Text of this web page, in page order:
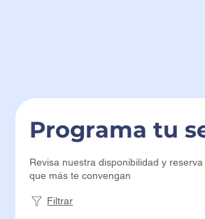
Programa tu
Revisa nuestra disponibilidad y
que más te convengan
Filtrar